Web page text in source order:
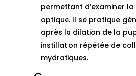
permettant d’examiner
optique. Il se pratique
après la dilation de la
instillation répétée de
mydratiques.